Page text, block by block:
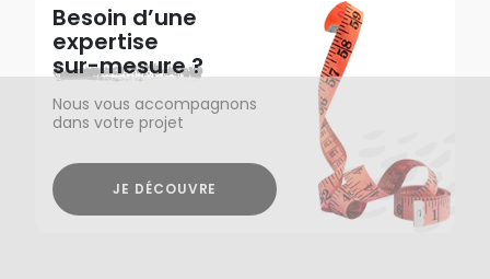
Besoin d’une
expertise
sur-mesure ?
Nous vous accompagnons
dans votre projet
JE DÉCOUVRE